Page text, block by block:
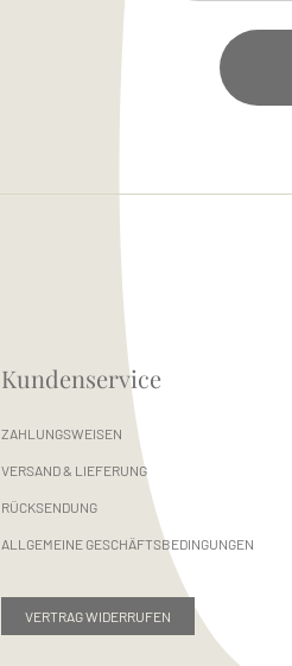
Kundenservice
ZAHLUNGSWEISEN
VERSAND & LIEFERUNG
RÜCKSENDUNG
ALLGEMEINE GESCHÄFTSBEDINGUNGEN
VERTRAG WIDERRUFEN